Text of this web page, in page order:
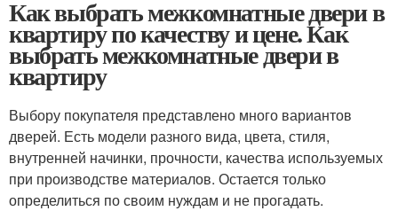
Как выбрать межкомнатные двери в
квартиру по качеству и цене. Как
выбрать межкомнатные двери в
квартиру
Выбору покупателя представлено много вариантов
дверей. Есть модели разного вида, цвета, стиля,
внутренней начинки, прочности, качества используемых
при производстве материалов. Остается только
определиться по своим нуждам и не прогадать.